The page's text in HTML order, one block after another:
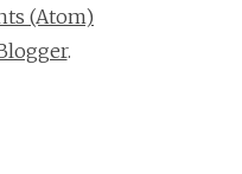
(Atom)
.